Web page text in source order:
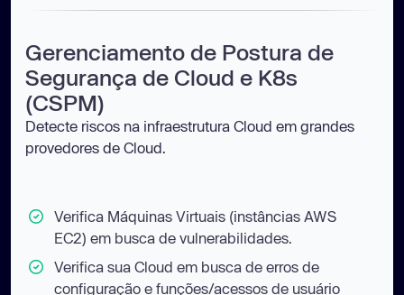
Gerenciamento de Postura de
Segurança de Cloud e K8s
(CSPM)
Detecte riscos na infraestrutura Cloud em grandes
provedores de Cloud.
Verifica Máquinas Virtuais (instâncias AWS
EC2) em busca de vulnerabilidades.
Verifica sua Cloud em busca de erros de
configuração e funções/acessos de usuário